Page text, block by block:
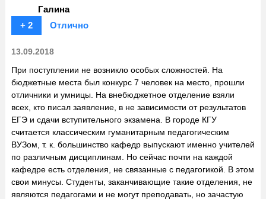
Галина
+ 2
Отлично
13.09.2018
При поступлении не возникло особых сложностей. На
бюджетные места был конкурс 7 человек на место, прошли
отличники и умницы. На внебюджетное отделение взяли
всех, кто писал заявление, в не зависимости от результатов
ЕГЭ и сдачи вступительного экзамена. В городе КГУ
считается классическим гуманитарным педагогическим
ВУЗом, т. к. большинство кафедр выпускают именно учителей
по различным дисциплинам. Но сейчас почти на каждой
кафедре есть отделения, не связанные с педагогикой. В этом
свои минусы. Студенты, заканчивающие такие отделения, не
являются педагогами и не могут преподавать, но зачастую